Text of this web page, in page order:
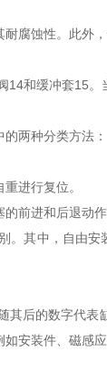
腐蚀性。此外
和缓冲套15
两种分类方法：
进行复位。
前进和后退动作
其中，自由
后的数字代
安装件、磁感应